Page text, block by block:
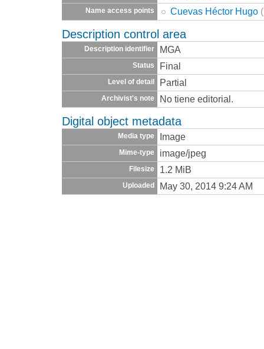
Name access points Cuevas Héctor Hugo
Description control area
Description identifier MGA
Status Final
Level of detail Partial
Archivist's note No tiene editorial.
Digital object metadata
Media type Image
Mime-type image/jpeg
Filesize 1.2 MiB
Uploaded May 30, 2014 9:24 AM